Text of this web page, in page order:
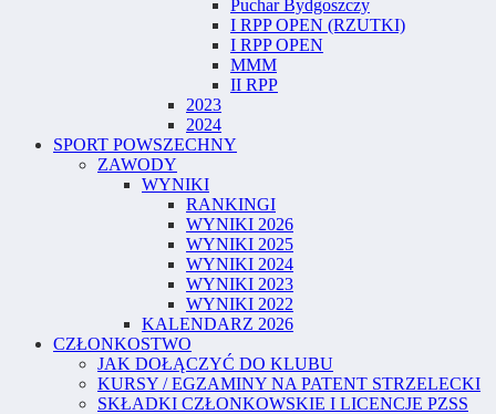
Puchar Bydgoszczy
I RPP OPEN (RZUTKI)
I RPP OPEN
MMM
II RPP
2023
2024
SPORT POWSZECHNY
ZAWODY
WYNIKI
RANKINGI
WYNIKI 2026
WYNIKI 2025
WYNIKI 2024
WYNIKI 2023
WYNIKI 2022
KALENDARZ 2026
CZŁONKOSTWO
JAK DOŁĄCZYĆ DO KLUBU
KURSY / EGZAMINY NA PATENT STRZELECKI
SKŁADKI CZŁONKOWSKIE I LICENCJE PZSS